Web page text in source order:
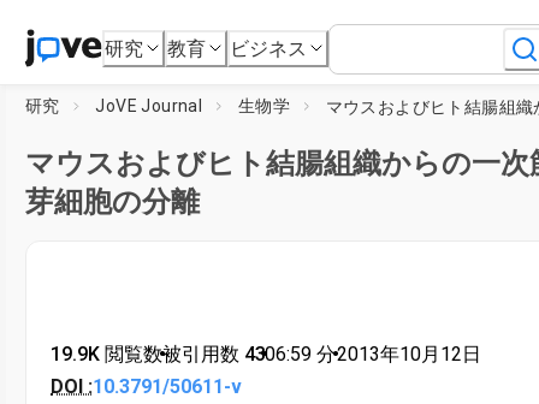
研究 教育 ビジネス
研究 JoVE Journal 生物学
マウスおよびヒト結腸組織からの一次
芽細胞の分離
19.9K 閲覧数•被引用数 43•06:59 分•2013年10月12日
DOI :10.3791/50611-v